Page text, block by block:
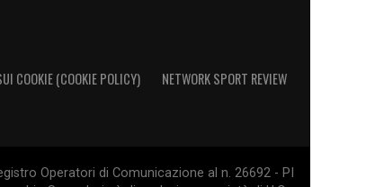
COOKIE (COOKIE POLICY) NETWORK SPORT REVIEW
Operatori di Comunicazione al n. 26692 - PI